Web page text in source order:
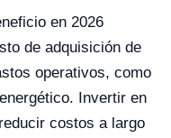
en 2026
de adquisición de
operativos, como
Invertir en
costos a largo